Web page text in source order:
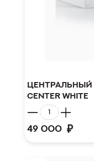
Центральный
Center White
49 000 ₽